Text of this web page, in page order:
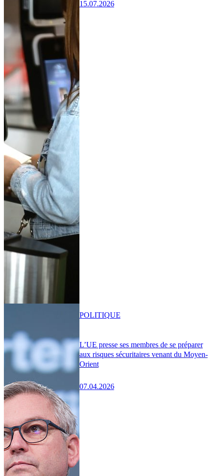
15.07.2026
L’UE presse ses membres de se préparer
aux risques sécuritaires venant du Moyen-
Orient
07.04.2026
POLITIQUE